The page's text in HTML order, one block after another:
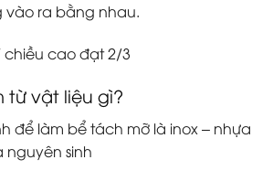
vào ra bằng nhau.
chiều cao đạt 2/3
từ vật liệu gì?
để làm bể tách mỡ là inox – nhựa
nguyên sinh